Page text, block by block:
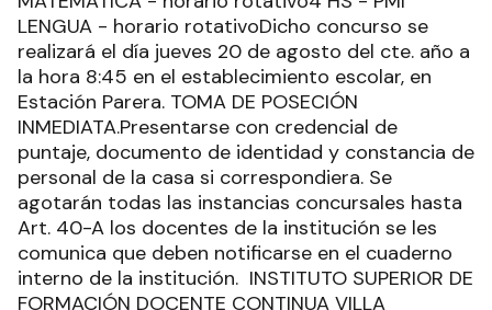
LENGUA - horario rotativoDicho concurso se
realizará el día jueves 20 de agosto del cte. año a
la hora 8:45 en el establecimiento escolar, en
Estación Parera. TOMA DE POSECIÓN
INMEDIATA.Presentarse con credencial de
puntaje, documento de identidad y constancia de
personal de la casa si correspondiera. Se
agotarán todas las instancias concursales hasta
Art. 40-A los docentes de la institución se les
comunica que deben notificarse en el cuaderno
interno de la institución. INSTITUTO SUPERIOR DE
FORMACIÓN DOCENTE CONTINUA VILLA